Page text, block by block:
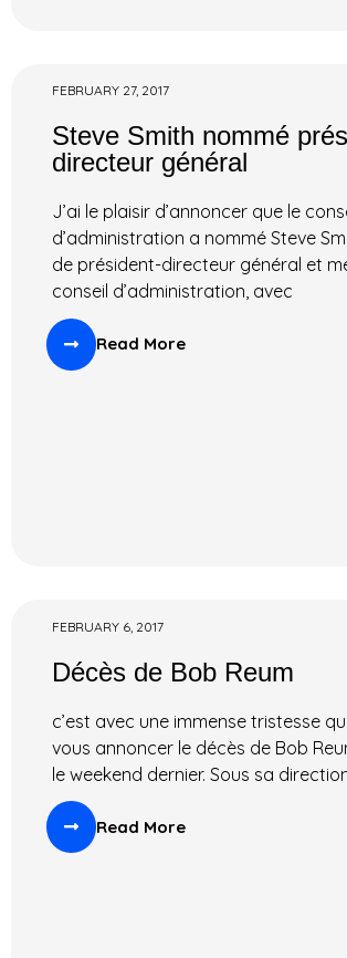
FEBRUARY 27, 2017
Steve Smith nommé
directeur général
J’ai le plaisir d’annoncer que le
d’administration a nommé Steve
de président-directeur général et
conseil d’administration, avec
Read More
FEBRUARY 6, 2017
Décès de Bob Reum
c’est avec une immense tristesse
vous annoncer le décès de Bob
le weekend dernier. Sous sa
Read More